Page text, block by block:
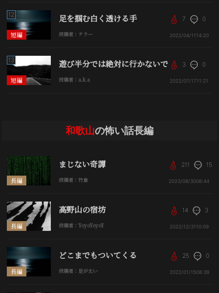
短編
12 足を掴む白く透ける手
投稿者：テラー
7 0
2022/04/11 14:20
短編
13 遊び半分では絶対に行かないで
投稿者：a.k.a
3 0
2022/07/1711:21
和歌山の怖い話長編
長編
まじない奇譚
投稿者：竹倉
211 15
2023/08/3006:44
長編
高野山の宿坊
投稿者：YoyoYoyoY
14 3
2022/12/31 10:09
長編
どこまでもついてくる
投稿者：足が太い
25 0
2022/01/1508:39